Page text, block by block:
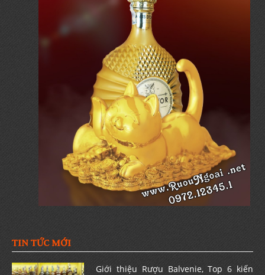
TIN TỨC MỚI
Giới thiệu Rượu Balvenie, Top 6 kiến